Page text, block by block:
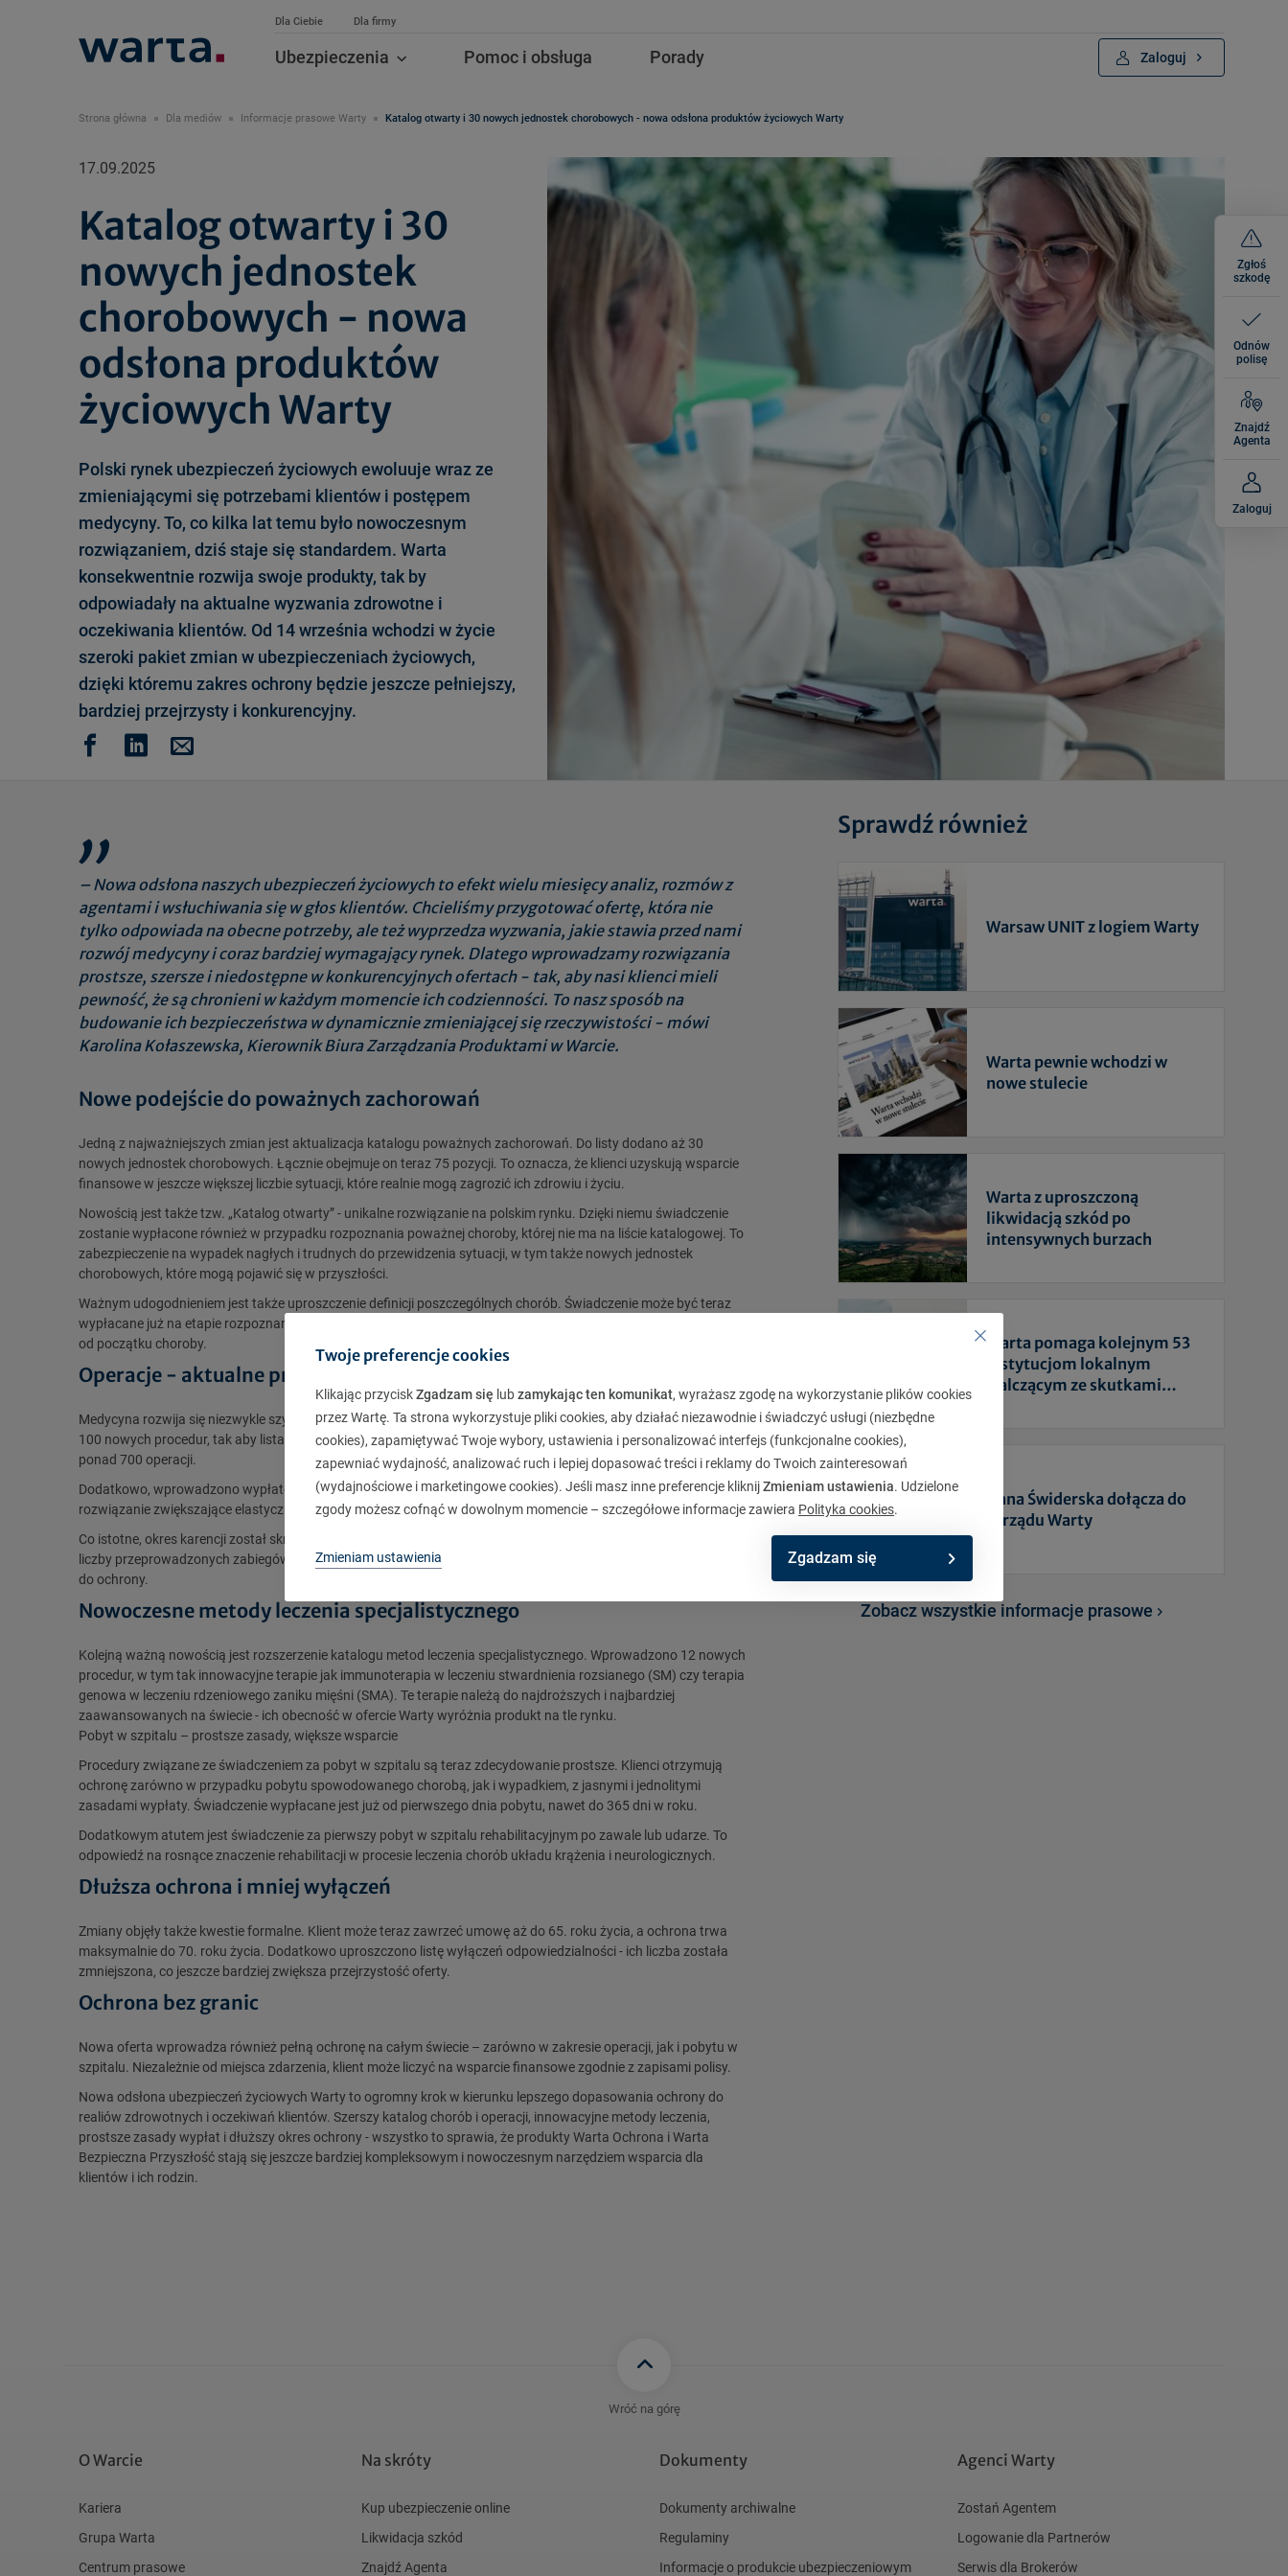
Dla Ciebie Dla firmy
Ubezpieczenia Pomoc i obsługa Porady Zaloguj
Strona główna Dla mediów Informacje prasowe Warty Katalog otwarty i 30 nowych jednostek chorobowych - nowa odsłona produktów życiowych Warty
17.09.2025
Katalog otwarty i 30
nowych jednostek
chorobowych - nowa
odsłona produktów
życiowych Warty
Polski rynek ubezpieczeń życiowych ewoluuje wraz ze
zmieniającymi się potrzebami klientów i postępem
medycyny. To, co kilka lat temu było nowoczesnym
rozwiązaniem, dziś staje się standardem. Warta
konsekwentnie rozwija swoje produkty, tak by
odpowiadały na aktualne wyzwania zdrowotne i
oczekiwania klientów. Od 14 września wchodzi w życie
szeroki pakiet zmian w ubezpieczeniach życiowych,
dzięki któremu zakres ochrony będzie jeszcze pełniejszy,
bardziej przejrzysty i konkurencyjny.
– Nowa odsłona naszych ubezpieczeń życiowych to efekt wielu miesięcy analiz, rozmów z
agentami i wsłuchiwania się w głos klientów. Chcieliśmy przygotować ofertę, która nie
tylko odpowiada na obecne potrzeby, ale też wyprzedza wyzwania, jakie stawia przed nami
rozwój medycyny i coraz bardziej wymagający rynek. Dlatego wprowadzamy rozwiązania
prostsze, szersze i niedostępne w konkurencyjnych ofertach - tak, aby nasi klienci mieli
pewność, że są chronieni w każdym momencie ich codzienności. To nasz sposób na
budowanie ich bezpieczeństwa w dynamicznie zmieniającej się rzeczywistości - mówi
Karolina Kołaszewska, Kierownik Biura Zarządzania Produktami w Warcie.
Nowe podejście do poważnych zachorowań
Jedną z najważniejszych zmian jest aktualizacja katalogu poważnych zachorowań. Do listy dodano aż 30
nowych jednostek chorobowych. Łącznie obejmuje on teraz 75 pozycji. To oznacza, że klienci uzyskują wsparcie
finansowe w jeszcze większej liczbie sytuacji, które realnie mogą zagrozić ich zdrowiu i życiu.
Nowością jest także tzw. „Katalog otwarty” - unikalne rozwiązanie na polskim rynku. Dzięki niemu świadczenie
zostanie wypłacone również w przypadku rozpoznania poważnej choroby, której nie ma na liście katalogowej. To
zabezpieczenie na wypadek nagłych i trudnych do przewidzenia sytuacji, w tym także nowych jednostek
chorobowych, które mogą pojawić się w przyszłości.
Ważnym udogodnieniem jest także uproszczenie definicji poszczególnych chorób. Świadczenie może być teraz
wypłacane już na etapie rozpoznania, a nie dopiero w zaawansowanym stadium, co oznacza realne wsparcie już
od początku choroby.
Operacje - aktualne procedury i nowy katalog
Medycyna rozwija się niezwykle szybko, dlatego zaktualizowano również katalog operacji. Warta dodała ponad
100 nowych procedur, tak aby lista była zgodna z aktualną praktyką medyczną. Łącznie obejmuje on teraz
ponad 700 operacji.
Dodatkowo, wprowadzono wypłatę świadczenia także za operacje, które nie znalazły się w katalogu – to kolejne
rozwiązanie zwiększające elastyczność i atrakcyjność oferty.
Co istotne, okres karencji został skrócony z 90 do 30 dni, a wypłata świadczeń odbywa się bez ograniczeń, co do
liczby przeprowadzonych zabiegów. To duże uproszczenie i ułatwienie dla klientów, którzy zyskują szybki dostęp
do ochrony.
Nowoczesne metody leczenia specjalistycznego
Kolejną ważną nowością jest rozszerzenie katalogu metod leczenia specjalistycznego. Wprowadzono 12 nowych
procedur, w tym tak innowacyjne terapie jak immunoterapia w leczeniu stwardnienia rozsianego (SM) czy terapia
genowa w leczeniu rdzeniowego zaniku mięśni (SMA). Te terapie należą do najdroższych i najbardziej
zaawansowanych na świecie - ich obecność w ofercie Warty wyróżnia produkt na tle rynku.
Pobyt w szpitalu – prostsze zasady, większe wsparcie
Procedury związane ze świadczeniem za pobyt w szpitalu są teraz zdecydowanie prostsze. Klienci otrzymują
ochronę zarówno w przypadku pobytu spowodowanego chorobą, jak i wypadkiem, z jasnymi i jednolitymi
zasadami wypłaty. Świadczenie wypłacane jest już od pierwszego dnia pobytu, nawet do 365 dni w roku.
Dodatkowym atutem jest świadczenie za pierwszy pobyt w szpitalu rehabilitacyjnym po zawale lub udarze. To
odpowiedź na rosnące znaczenie rehabilitacji w procesie leczenia chorób układu krążenia i neurologicznych.
Dłuższa ochrona i mniej wyłączeń
Zmiany objęły także kwestie formalne. Klient może teraz zawrzeć umowę aż do 65. roku życia, a ochrona trwa
maksymalnie do 70. roku życia. Dodatkowo uproszczono listę wyłączeń odpowiedzialności - ich liczba została
zmniejszona, co jeszcze bardziej zwiększa przejrzystość oferty.
Ochrona bez granic
Nowa oferta wprowadza również pełną ochronę na całym świecie – zarówno w zakresie operacji, jak i pobytu w
szpitalu. Niezależnie od miejsca zdarzenia, klient może liczyć na wsparcie finansowe zgodnie z zapisami polisy.
Nowa odsłona ubezpieczeń życiowych Warty to ogromny krok w kierunku lepszego dopasowania ochrony do
realiów zdrowotnych i oczekiwań klientów. Szerszy katalog chorób i operacji, innowacyjne metody leczenia,
prostsze zasady wypłat i dłuższy okres ochrony - wszystko to sprawia, że produkty Warta Ochrona i Warta
Bezpieczna Przyszłość stają się jeszcze bardziej kompleksowym i nowoczesnym narzędziem wsparcia dla
klientów i ich rodzin.
Sprawdź również
Warsaw UNIT z logiem Warty
Warta pewnie wchodzi w
nowe stulecie
Warta z uproszczoną
likwidacją szkód po
intensywnych burzach
Warta pomaga kolejnym 53
instytucjom lokalnym
walczącym ze skutkami
Anna Świderska dołącza do
zarządu Warty
Zobacz wszystkie informacje prasowe
Wróć na górę
O Warcie
Kariera
Grupa Warta
Centrum prasowe
Na skróty
Kup ubezpieczenie online
Likwidacja szkód
Znajdź Agenta
Dokumenty
Dokumenty archiwalne
Regulaminy
Informacje o produkcie ubezpieczeniowym
Agenci Warty
Zostań Agentem
Logowanie dla Partnerów
Serwis dla Brokerów
Zgłoś
szkodę
Odnów
polisę
Znajdź
Agenta
Zaloguj
Twoje preferencje cookies
Klikając przyciskZgadzam się lubzamykając ten komunikat, wyrażasz zgodę na wykorzystanie plików cookies
przez Wartę. Ta strona wykorzystuje pliki cookies, aby działać niezawodnie i świadczyć usługi (niezbędne
cookies), zapamiętywać Twoje wybory, ustawienia i personalizować interfejs (funkcjonalne cookies),
zapewniać wydajność, analizować ruch i lepiej dopasować treści i reklamy do Twoich zainteresowań
(wydajnościowe i marketingowe cookies). Jeśli masz inne preferencje kliknijZmieniam ustawienia. Udzielone
zgody możesz cofnąć w dowolnym momencie – szczegółowe informacje zawiera Polityka cookies.
Zmieniam ustawienia Zgadzam się